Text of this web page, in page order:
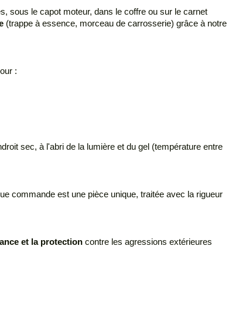
sous le capot moteur, dans le coffre ou sur le carnet
(trappe à essence, morceau de carrosserie) grâce à notre
:
sec, à l'abri de la lumière et du gel (température entre
commande est une pièce unique, traitée avec la rigueur
et la protection contre les agressions extérieures